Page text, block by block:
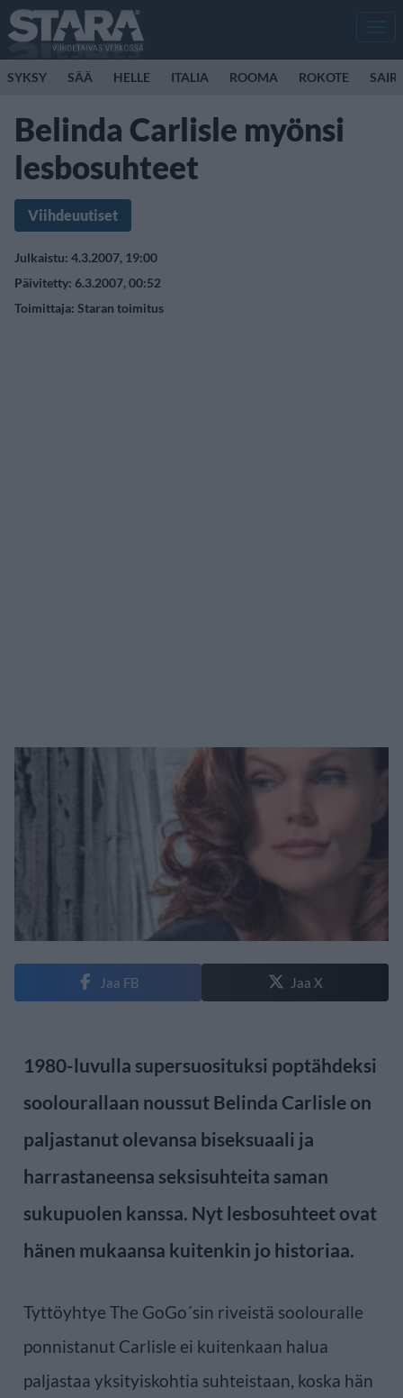
SYKSY SÄÄ HELLE ITALIA ROOMA ROKOTE
Belinda Carlisle myönsi
lesbosuhteet
Viihdeuutiset
Julkaistu: 4.3.2007, 19:00
Päivitetty: 6.3.2007, 00:52
Toimittaja: Staran toimitus
Jaa FB Jaa X
1980-luvulla supersuosituksi poptähdeksi
soolourallaan noussut Belinda Carlisle on
paljastanut olevansa biseksuaali ja
harrastaneensa seksisuhteita saman
sukupuolen kanssa. Nyt lesbosuhteet ovat
hänen mukaansa kuitenkin jo historiaa.
Tyttöyhtye The GoGo´sin riveistä soolouralle
ponnistanut Carlisle ei kuitenkaan halua
paljastaa yksityiskohtia suhteistaan, koska hän